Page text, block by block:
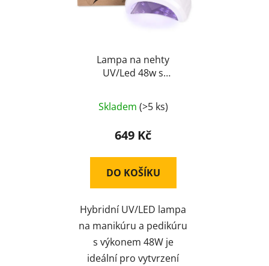
Lampa na nehty
UV/Led 48w s
Skladem (>5 ks)
649 Kč
DO KOŠÍKU
Hybridní UV/LED lampa
na manikúru a pedikúru
s výkonem 48W je
ideální pro vytvrzení